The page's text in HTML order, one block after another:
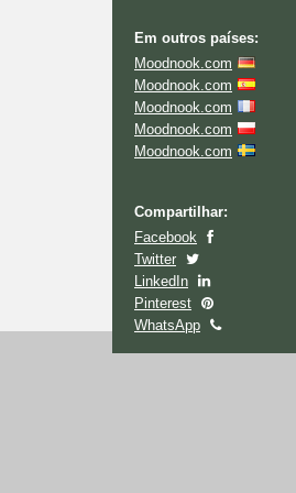
Em outros países:
Moodnook.com
Moodnook.com
Moodnook.com
Moodnook.com
Moodnook.com
Compartilhar:
Facebook
Twitter
LinkedIn
Pinterest
WhatsApp